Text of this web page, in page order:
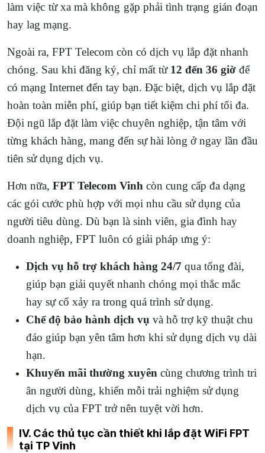
làm việc từ xa mà không gặp phải tình trạng gián đoạn
hay lag mạng.
Ngoài ra, FPT Telecom còn có dịch vụ lắp đặt nhanh
chóng. Sau khi đăng ký, chỉ mất từ 12 đến 36 giờ để
có mạng Internet đến tay bạn. Đặc biệt, dịch vụ lắp đặt
hoàn toàn miễn phí, giúp bạn tiết kiệm chi phí tối đa.
Đội ngũ lắp đặt làm việc chuyên nghiệp, tận tâm với
từng khách hàng, mang đến sự hài lòng ở ngay lần đầu
tiên sử dụng dịch vụ.
Hơn nữa, FPT Telecom Vinh còn cung cấp đa dạng
các gói cước phù hợp với mọi nhu cầu sử dụng của
người tiêu dùng. Dù bạn là sinh viên, gia đình hay
doanh nghiệp, FPT luôn có giải pháp ưng ý:
Dịch vụ hỗ trợ khách hàng 24/7 qua tổng đài,
giúp bạn giải quyết nhanh chóng mọi thắc mắc
hay sự cố xảy ra trong quá trình sử dụng.
Chế độ bảo hành dịch vụ và hỗ trợ kỹ thuật chu
đáo giúp bạn yên tâm hơn khi sử dụng dịch vụ dài
hạn.
Khuyến mãi thường xuyên cùng chương trình tri
ân người dùng, khiến mỗi trải nghiệm sử dụng
dịch vụ của FPT trở nên tuyệt vời hơn.
IV. Các thủ tục cần thiết khi lắp đặt WiFi FPT
tại TP Vinh